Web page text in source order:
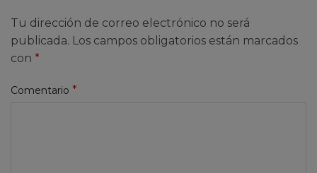
Tu dirección de correo electrónico no será
publicada. Los campos obligatorios están marcados
con *
Comentario *